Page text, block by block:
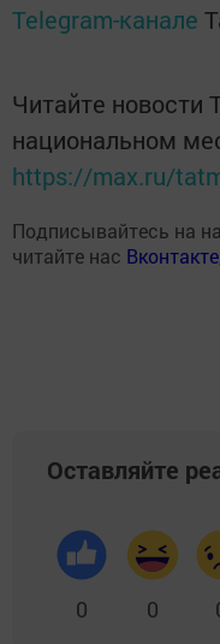
Telegram-канале
Читайте новости
национальном
https://max.ru/
Подписывайтесь на
читайте нас Вконтакте
Оставляйте
0 0